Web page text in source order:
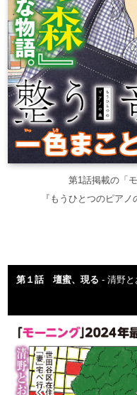
第1話掲載の「
『もうひとつのピア